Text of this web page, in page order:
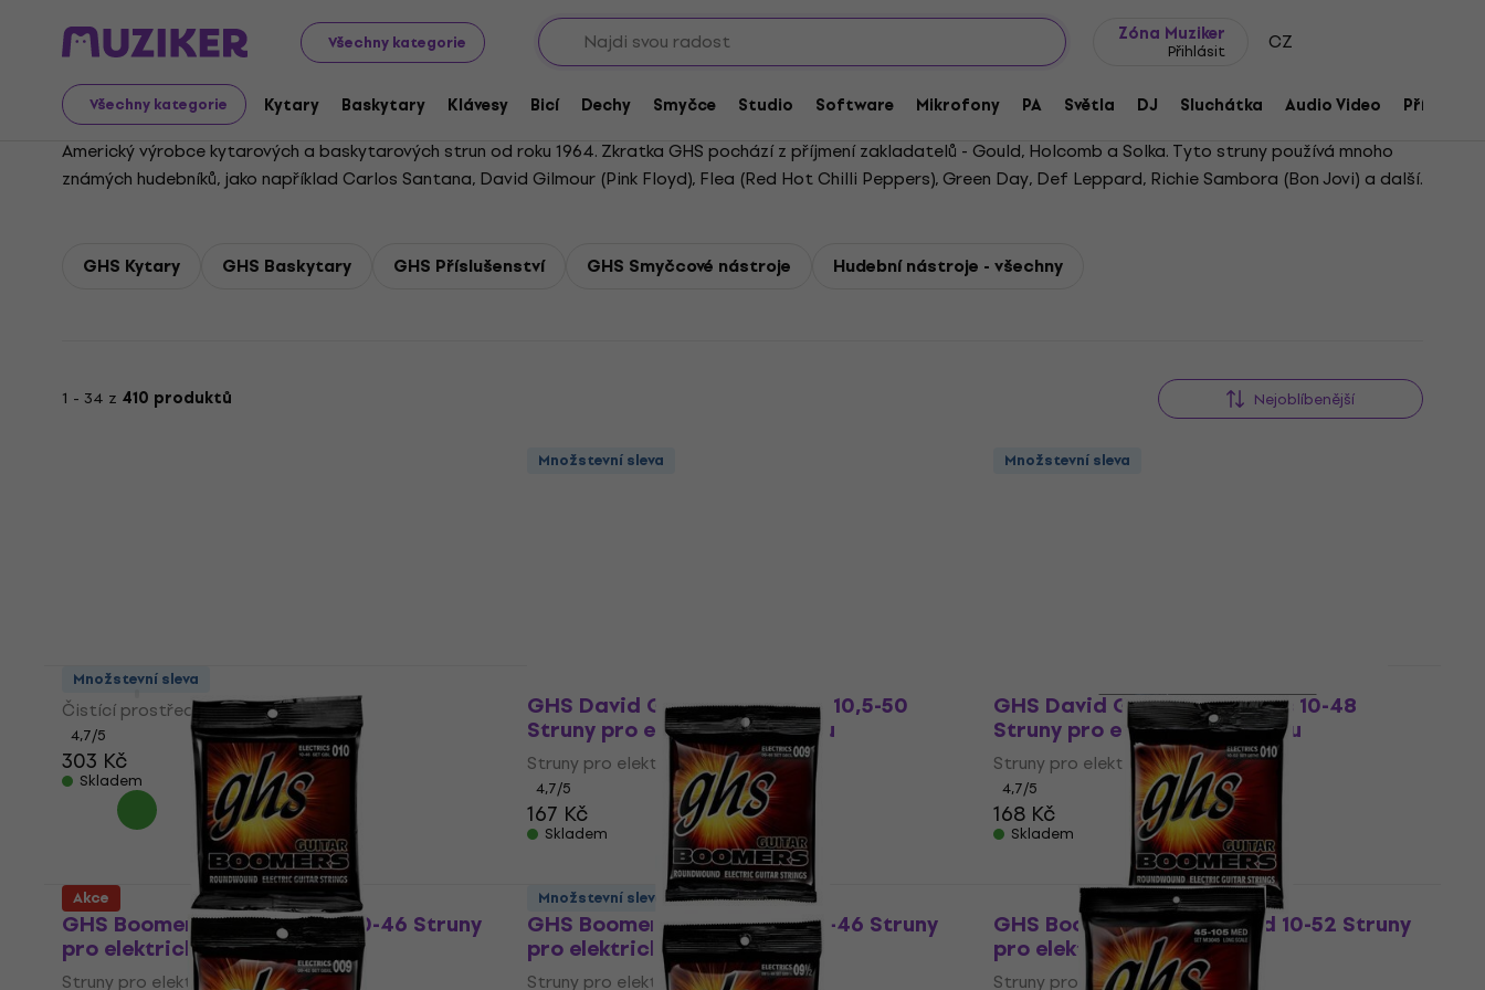
Všechny kategorie
Zóna Muziker
Přihlásit CZ
Všechny kategorie Kytary Baskytary Klávesy Bicí Dechy Smyčce Studio Software Mikrofony PA Světla DJ Sluchátka Audio Video
GHS
Americký výrobce kytarových a baskytarových strun od roku 1964. Zkratka GHS pochází z příjmení zakladatelů - Gould, Holcomb a Solka. Tyto struny používá mnoho
známých hudebníků, jako například Carlos Santana, David Gilmour (Pink Floyd), Flea (Red Hot Chilli Peppers), Green Day, Def Leppard, Richie Sambora (Bon Jovi) a další.
GHS Kytary GHS Baskytary GHS Příslušenství GHS Smyčcové nástroje Hudební nástroje - všechny
1 - 34 z 410 produktů Nejoblíbenější
GHS Fast Fret
Čistící prostředek
4,7/5
303 Kč
Skladem
Množstevní sleva
GHS David Gilmour Boomers 10,5-50
Struny pro elektrickou kytaru
Struny pro elektrickou kytaru
4,7/5
167 Kč
Skladem
Množstevní sleva
GHS David Gilmour Boomers 10-48
Struny pro elektrickou kytaru
Struny pro elektrickou kytaru
4,7/5
168 Kč
Skladem
Množstevní sleva
GHS Boomers Roundwound 10-46 Struny
pro elektrickou kytaru
Struny pro elektrickou kytaru
GHS Boomers Roundwound 9-46 Struny
pro elektrickou kytaru
Struny pro elektrickou kytaru
GHS Boomers Roundwound 10-52 Struny
pro elektrickou kytaru
Struny pro elektrickou kytaru
Akce Množstevní sleva